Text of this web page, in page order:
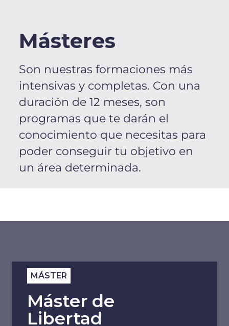
Másteres
Son nuestras formaciones más
intensivas y completas. Con una
duración de 12 meses, son
programas que te darán el
conocimiento que necesitas para
poder conseguir tu objetivo en
un área determinada.
MÁSTER
Máster de
Libertad